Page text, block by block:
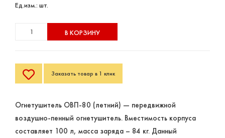
Ед.изм.: шт.
В КОРЗИНУ
Заказать товар в 1 клик
Огнетушитель ОВП-80 (летний) — передвижной
воздушно-пенный огнетушитель. Вместимость корпуса
составляет 100 л, масса заряда – 84 кг. Данный